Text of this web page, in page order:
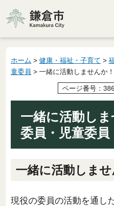
鎌倉市
ホーム > 健康・福祉・子育て >
童委員 > 一緒に活動しませんか
ページ番号：
一緒に活動し
委員・児童委員
一緒に活動しま
現役の委員の活動を通し